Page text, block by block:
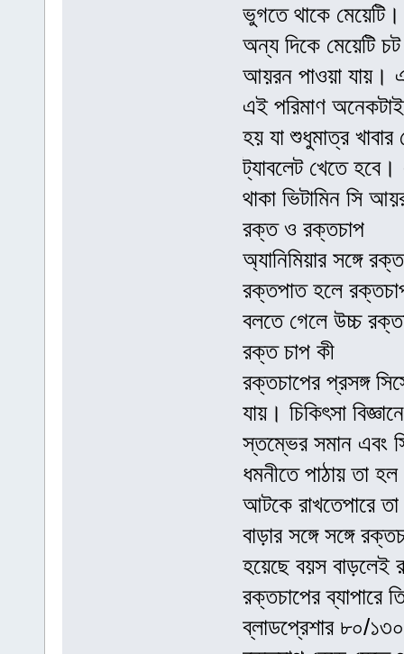
ভুগতে থাকে
অন্য দিকে মেয়েটি
আয়রন পাওয়া যায়।
এই পরিমাণ
হয় যা শুধুমাত্র
ট্যাবলেট খেতে
থাকা ভিটামিন সি
রক্ত ও রক্তচাপ
অ্যানিমিয়ার সঙ্গে
রক্তপাত হলে
বলতে গেলে উচ্চ
রক্ত চাপ কী
রক্তচাপের প্রসঙ্গ
যায়। চিকিৎসা
স্তম্ভের সমান এবং
ধমনীতে পাঠায় তা
আটকে রাখতেপারে
বাড়ার সঙ্গে সঙ্গে
হয়েছে বয়স বাড়লেই
রক্তচাপের
ব্লাডপ্রেশার ৮০/